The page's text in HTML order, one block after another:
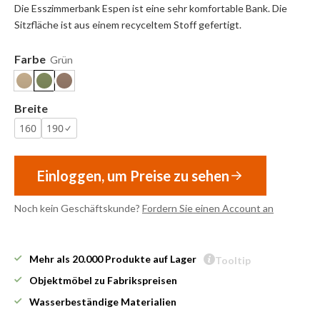
Die Esszimmerbank Espen ist eine sehr komfortable Bank. Die
Sitzfläche ist aus einem recyceltem Stoff gefertigt.
Farbe Grün
Breite
160
190
Einloggen, um Preise zu sehen
Noch kein Geschäftskunde? Fordern Sie einen Account an
Mehr als 20.000 Produkte auf Lager
Tooltip
Objektmöbel zu Fabrikspreisen
Wasserbeständige Materialien